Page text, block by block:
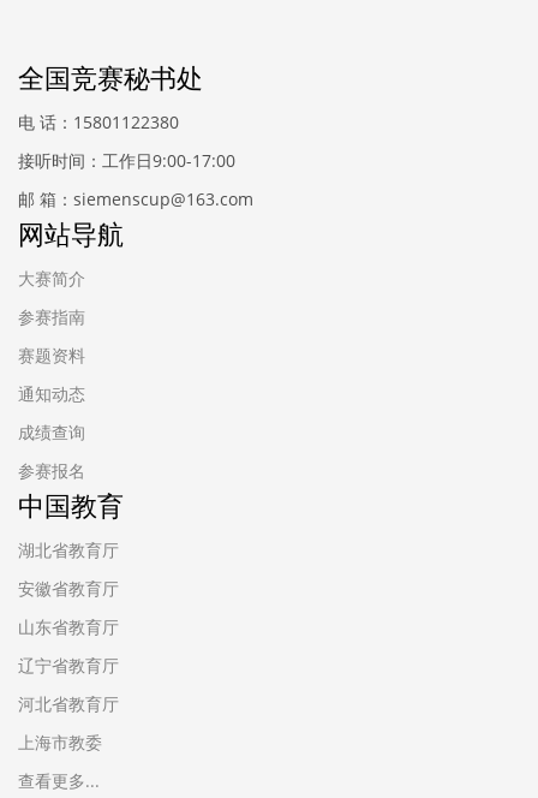
全国竞赛秘书处
电 话：15801122380
接听时间：工作日9:00-17:00
邮 箱：siemenscup@163.com
网站导航
大赛简介
参赛指南
赛题资料
通知动态
成绩查询
参赛报名
中国教育
湖北省教育厅
安徽省教育厅
山东省教育厅
辽宁省教育厅
河北省教育厅
上海市教委
查看更多...